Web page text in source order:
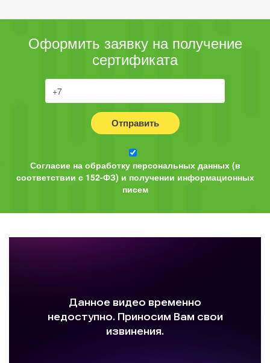
Оформить заявку на получение
сертификата
Отправить
Согласие на обработку персональных данных (в
соответствии с 152-ФЗ) и получении информационных
писем